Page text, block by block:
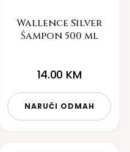
Wallence Silver
Šampon 500 ml
14.00 KM
NARUČI ODMAH